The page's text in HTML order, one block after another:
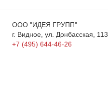
ООО "ИДЕЯ ГРУПП"
г. Видное, ул. Донбасская, 113
+7 (495) 644-46-26